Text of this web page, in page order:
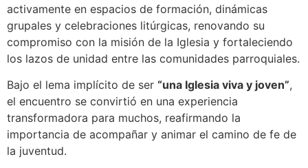
activamente en espacios de formación, dinámicas
grupales y celebraciones litúrgicas, renovando su
compromiso con la misión de la Iglesia y fortaleciendo
los lazos de unidad entre las comunidades parroquiales.
Bajo el lema implícito de ser “una Iglesia viva y joven”,
el encuentro se convirtió en una experiencia
transformadora para muchos, reafirmando la
importancia de acompañar y animar el camino de fe de
la juventud.